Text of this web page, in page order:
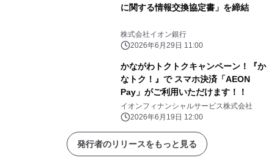
に関する情報交換協定書」を締結
株式会社イオン銀行
2026年6月29日 11:00
かながわトクトクキャンペーン！『か
なトク！』で スマホ決済「AEON
Pay」がご利用いただけます！！
イオンフィナンシャルサービス株式会社
2026年6月19日 12:00
発行者のリリースをもっと見る